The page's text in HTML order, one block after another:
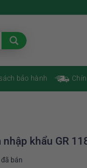
bảo hành
khẩu GR
đã bán